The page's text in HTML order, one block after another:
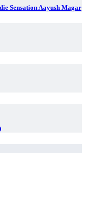
Sensation Aayush Magar